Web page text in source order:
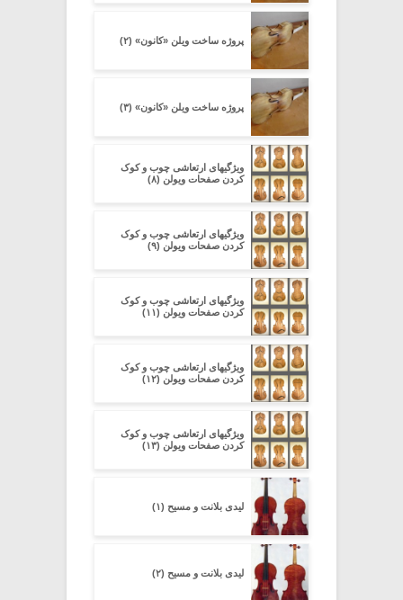
پروژه ساخت ویلن «کانون» (۲)
پروژه ساخت ویلن «کانون» (۳)
ویژگیهای ارتعاشی چوب و کوک
کردن صفحات ویولن (۸)
ویژگیهای ارتعاشی چوب و کوک
کردن صفحات ویولن (۹)
ویژگیهای ارتعاشی چوب و کوک
کردن صفحات ویولن (۱۱)
ویژگیهای ارتعاشی چوب و کوک
کردن صفحات ویولن (۱۲)
ویژگیهای ارتعاشی چوب و کوک
کردن صفحات ویولن (۱۳)
لیدی بلانت و مسیح (۱)
لیدی بلانت و مسیح (۲)